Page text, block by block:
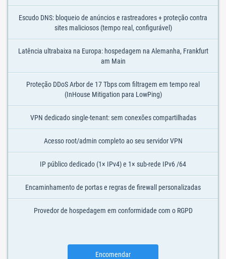
Escudo DNS: bloqueio de anúncios e rastreadores + proteção contra
sites maliciosos (tempo real, configurável)
Latência ultrabaixa na Europa: hospedagem na Alemanha, Frankfurt
am Main
Proteção DDoS Arbor de 17 Tbps com filtragem em tempo real
(InHouse Mitigation para LowPing)
VPN dedicado single-tenant: sem conexões compartilhadas
Acesso root/admin completo ao seu servidor VPN
IP público dedicado (1× IPv4) e 1× sub-rede IPv6 /64
Encaminhamento de portas e regras de firewall personalizadas
Provedor de hospedagem em conformidade com o RGPD
Encomendar